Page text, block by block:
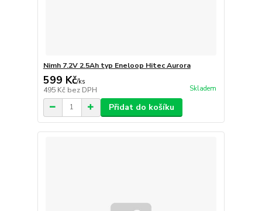
Nimh 7.2V 2.5Ah typ Eneloop Hitec Aurora
599 Kč/ks
495 Kč bez DPH Skladem
Přidat do košíku